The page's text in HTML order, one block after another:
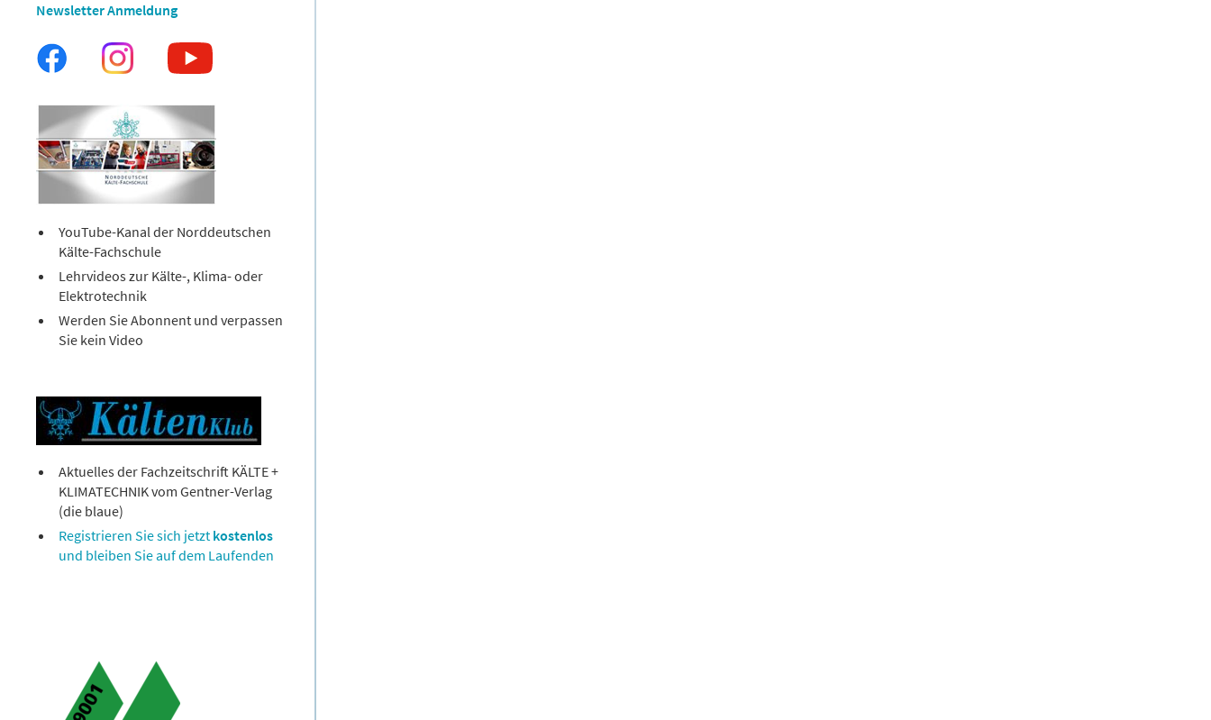
Newsletter Anmeldung
YouTube-Kanal der Norddeutschen
Kälte-Fachschule
Lehrvideos zur Kälte-, Klima- oder
Elektrotechnik
Werden Sie Abonnent und verpassen
Sie kein Video
Aktuelles der Fachzeitschrift KÄLTE +
KLIMATECHNIK vom Gentner-Verlag
(die blaue)
Registrieren Sie sich jetzt kostenlos
und bleiben Sie auf dem Laufenden